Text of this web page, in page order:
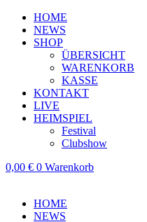
HOME
NEWS
SHOP
ÜBERSICHT
WARENKORB
KASSE
KONTAKT
LIVE
HEIMSPIEL
Festival
Clubshow
0,00 € 0 Warenkorb
HOME
NEWS